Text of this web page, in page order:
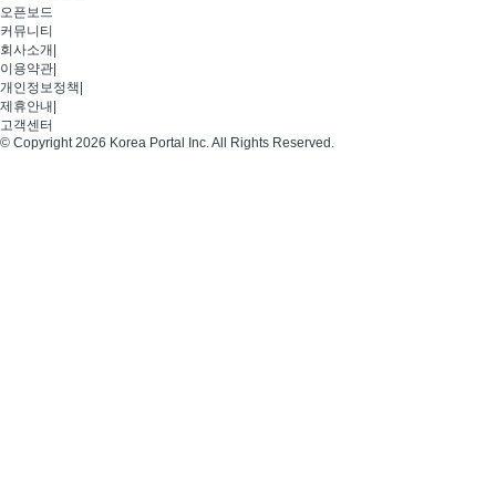
오픈보드
커뮤니티
회사소개
이용약관
개인정보정책
제휴안내
고객센터
© Copyright 2026 Korea Portal Inc. All Rights Reserved.